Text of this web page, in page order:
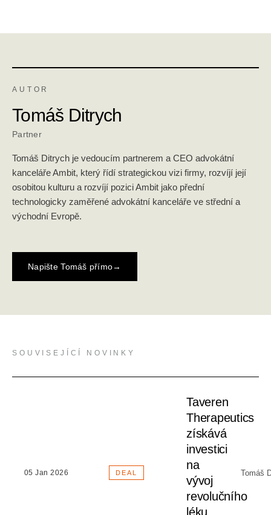
AUTOR
Tomáš Ditrych
Partner
Tomáš Ditrych je vedoucím partnerem a CEO advokátní
kanceláře Ambit, který řídí strategickou vizi firmy, rozvíjí její
osobitou kulturu a rozvíjí pozici Ambit jako přední
technologicky zaměřené advokátní kanceláře ve střední a
východní Evropě.
Napište Tomáš přímo→
SOUVISEJÍCÍ NOVINKY
05 Jan 2026 DEAL
Taveren
Therapeutics
získává
investici
na
vývoj
revolučního
léku
Tomáš